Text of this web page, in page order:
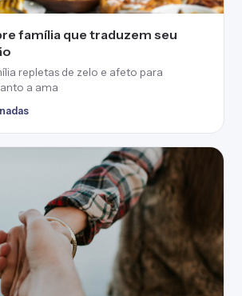
família que traduzem seu
repletas de zelo e afeto para
a ama